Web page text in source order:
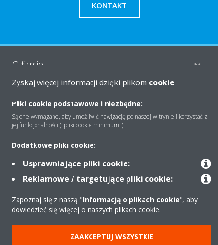
KONTAKT
O firmie
Rozwiązania
Produkty
Copyright © Daikin
Zastrzeżenia prawne
Cookies
Polityka Ochrony Danych
Strategia podatkowa
Zyskaj więcej informacji dzięki plikom cookie
Pliki cookie podstawowe i niezbędne:
Są one wymagane, aby umożliwić nawigację po naszej witrynie i korzystać z
jej funkcjonalności ("pliki cookie minimum").
Dodatkowe pliki cookie:
Usprawniające pliki cookie:
Reklamowe / targetujące pliki cookie:
Zapoznaj się z naszą "Informacją o plikach cookie", aby
dowiedzieć się więcej o naszych plikach cookie.
ZAAKCEPTUJ WSZYSTKIE